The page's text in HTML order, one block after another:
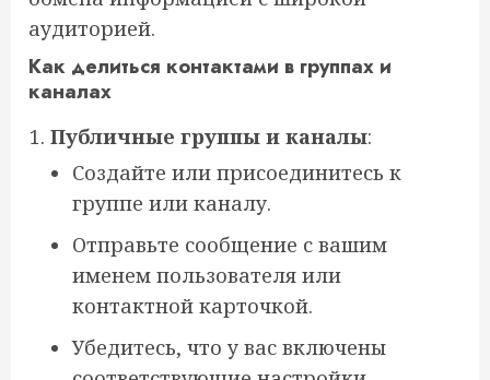
аудиторией.
Как делиться контактами в группах и
каналах
Публичные группы и каналы:
Создайте или присоединитесь к
группе или каналу.
Отправьте сообщение с вашим
именем пользователя или
контактной карточкой.
Убедитесь, что у вас включены